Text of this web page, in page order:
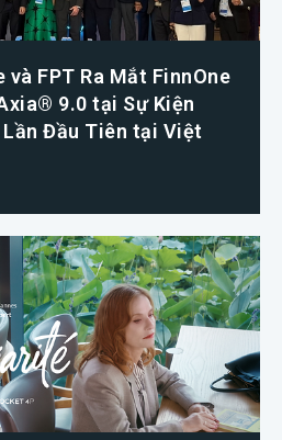
FPT Ra Mắt FinnOne
9.0 tại Sự Kiện
Đầu Tiên tại Việt